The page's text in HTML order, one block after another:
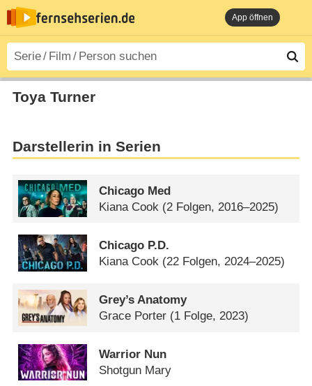
App öffnen
Toya Turner
Darstellerin in Serien
Chicago Med
Kiana Cook (2 Folgen, 2016–2025)
Chicago P.D.
Kiana Cook (22 Folgen, 2024–2025)
Grey’s Anatomy
Grace Porter (1 Folge, 2023)
Warrior Nun
Shotgun Mary